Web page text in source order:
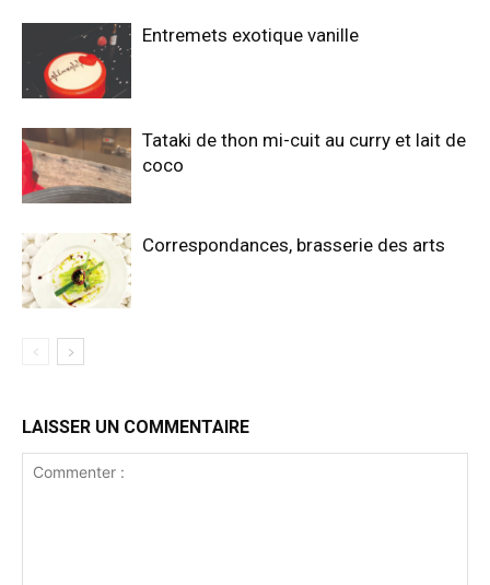
Entremets exotique vanille
Tataki de thon mi-cuit au curry et lait de
coco
Correspondances, brasserie des arts
LAISSER UN COMMENTAIRE